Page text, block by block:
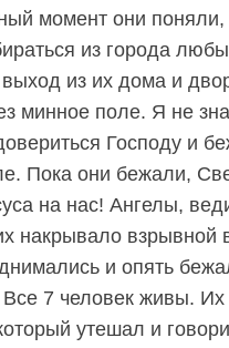
момент они поняли,
из города
из их дома и
минное поле. Я не
Господу и
Пока они бежали,
на нас! Ангелы,
накрывало взрывной
и опять
7 человек живы. Их
утешал и